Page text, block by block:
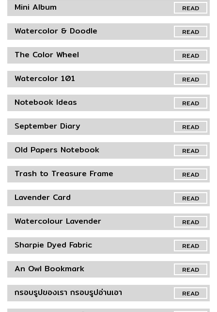
READ
Mini Album
READ
Watercolor & Doodle
READ
The Color Wheel
READ
Watercolor 101
READ
Notebook Ideas
READ
September Diary
READ
Old Papers Notebook
READ
Trash to Treasure Frame
READ
Lavender Card
READ
Watercolour Lavender
READ
Sharpie Dyed Fabric
READ
An Owl Bookmark
READ
กรอบรูปของเรา กรอบรูปอ่านเอา